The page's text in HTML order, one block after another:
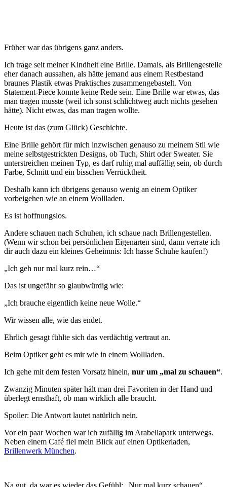
Früher war das übrigens ganz anders.
Ich trage seit meiner Kindheit eine Brille. Damals, als Brillengestelle
eher danach aussahen, als hätte jemand aus einem Restbestand
braunes Plastik etwas Praktisches zusammengebastelt. Von
Statement-Piece konnte keine Rede sein. Eine Brille war etwas, das
man tragen musste (weil ich sonst schlichtweg auch nichts gesehen
hätte). Nicht etwas, das man tragen wollte.
Heute ist das (zum Glück) Geschichte.
Eine Brille gehört für mich inzwischen genauso zu meinem Stil wie
meine selbstgestrickten Designs, ob Tuch, Shirt oder Sweater. Sie
unterstreichen meinen Typ, es darf ruhig mal auffällig sein, ob durch
Farbe, Schnitt und ein bisschen Verrücktheit.
Deshalb kann ich übrigens genauso wenig an einem Optiker
vorbeigehen wie an einem Wollladen.
Es ist hoffnungslos.
Andere schauen nach Schuhen, ich schaue nach Brillengestellen.
(Wenn wir schon bei persönlichen Eigenarten sind, dann verrate ich
dir auch dazu ein kleines Geheimnis: Ich hasse Schuhe kaufen!)
„Ich geh nur mal kurz rein…“
Das ist ungefähr so glaubwürdig wie:
„Ich brauche eigentlich keine neue Wolle.“
Wir wissen alle, wie das endet.
Ehrlich gesagt fühlte sich das verdächtig vertraut an.
Beim Optiker geht es mir wie in einem Wollladen.
Ich gehe mit dem festen Vorsatz hinein, nur um „mal zu schauen“.
Zwanzig Minuten später hält man drei Favoriten in der Hand und
überlegt ernsthaft, ob man wirklich alle braucht.
Spoiler: Die Antwort lautet natürlich nein.
Vor ein paar Wochen war ich zufällig im Arabellapark unterwegs.
Neben einem Café fiel mein Blick auf einen Optikerladen,
Brillenwerk München.
Na gut, da war es wieder das Gefühl: „Nur mal kurz schauen“,